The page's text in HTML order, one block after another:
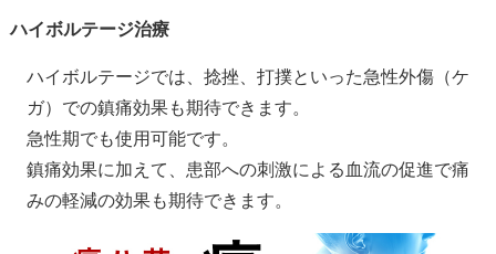
ハイボルテージ治療
ハイボルテージでは、捻挫、打撲といった急性外傷（ケ
ガ）での鎮痛効果も期待できます。
急性期でも使用可能です。
鎮痛効果に加えて、患部への刺激による血流の促進で痛
みの軽減の効果も期待できます。